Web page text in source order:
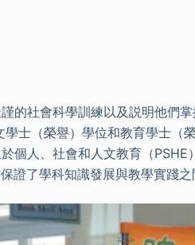
的社會科學訓練以及説明他們
士（榮譽）學位和教育學士（
個人、社會和人文教育（PSHE
證了學科知識發展與教學實踐之